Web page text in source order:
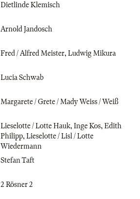
Dietlinde Klemisch
Arnold Jandosch
Fred / Alfred Meister,Ludwig Mikura
Lucia Schwab
Margarete / Grete / Mady Weiss / Weiß
Lieselotte / Lotte Hauk,Inge Kos,Edith
Philipp,Lieselotte / Lisl / Lotte
Wiedermann
Stefan Taft
2 Rösner 2